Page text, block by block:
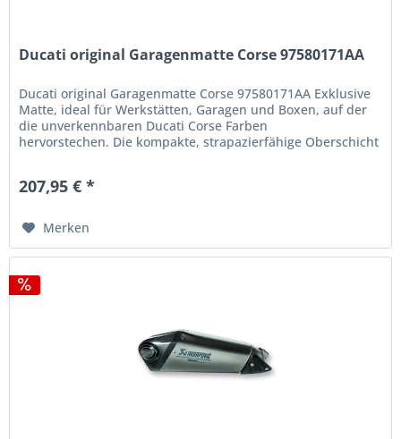
Ducati original Garagenmatte Corse 97580171AA
Ducati original Garagenmatte Corse 97580171AA Exklusive
Matte, ideal für Werkstätten, Garagen und Boxen, auf der
die unverkennbaren Ducati Corse Farben
hervorstechen. Die kompakte, strapazierfähige Oberschicht
207,95 € *
Merken